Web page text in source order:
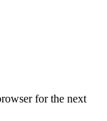
for the next